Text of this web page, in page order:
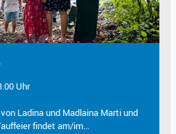
Uhr
Ladina und Madlaina Marti und
findet am/im...